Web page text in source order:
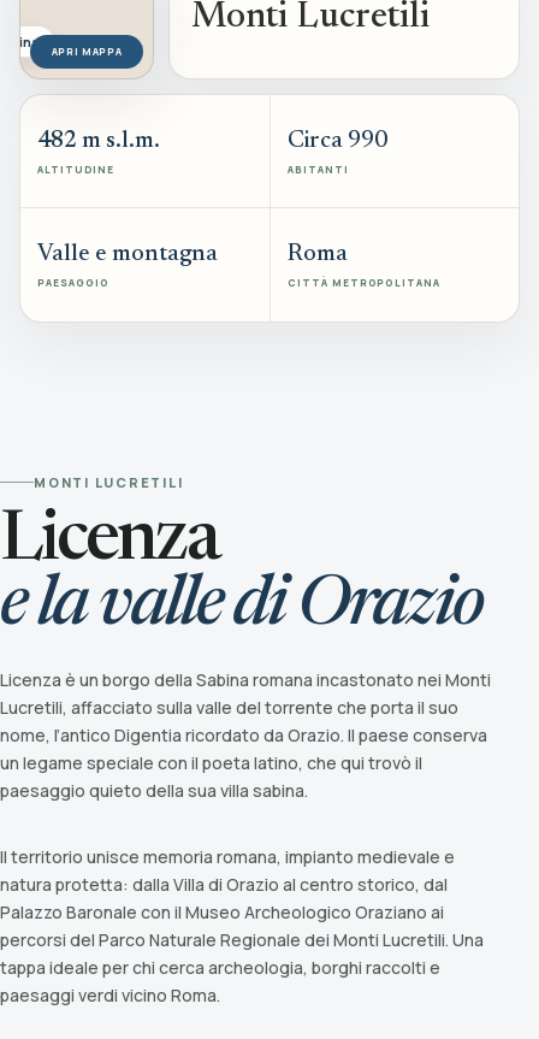
APRI MAPPA
Monti Lucretili
482 m s.l.m.
ALTITUDINE
Circa 990
ABITANTI
Valle e montagna
PAESAGGIO
Roma
CITTÀ METROPOLITANA
MONTI LUCRETILI
Licenza
e la valle di Orazio
Licenza è un borgo della Sabina romana incastonato nei Monti
Lucretili, affacciato sulla valle del torrente che porta il suo
nome, l’antico Digentia ricordato da Orazio. Il paese conserva
un legame speciale con il poeta latino, che qui trovò il
paesaggio quieto della sua villa sabina.
Il territorio unisce memoria romana, impianto medievale e
natura protetta: dalla Villa di Orazio al centro storico, dal
Palazzo Baronale con il Museo Archeologico Oraziano ai
percorsi del Parco Naturale Regionale dei Monti Lucretili. Una
tappa ideale per chi cerca archeologia, borghi raccolti e
paesaggi verdi vicino Roma.